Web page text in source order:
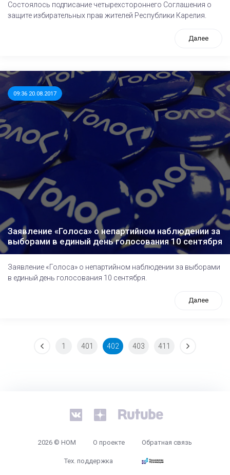
Состоялось подписание четырехстороннего Соглашения о
защите избирательных прав жителей Республики Карелия.
Далее
09:36 20.08.2017
Заявление «Голоса» о непартийном наблюдении за
выборами в единый день голосования 10 сентября
Заявление «Голоса» о непартийном наблюдении за выборами
в единый день голосования 10 сентября.
Далее
1 401 402 403 411
2026 © НОМ О проекте Обратная связь
Тех. поддержка